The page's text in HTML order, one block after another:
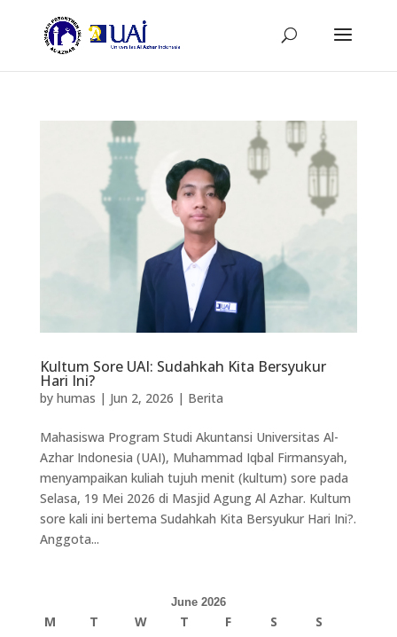
Kultum Sore UAI: Sudahkah Kita Bersyukur
Hari Ini?
by humas | Jun 2, 2026 | Berita
Mahasiswa Program Studi Akuntansi Universitas Al-
Azhar Indonesia (UAI), Muhammad Iqbal Firmansyah,
menyampaikan kuliah tujuh menit (kultum) sore pada
Selasa, 19 Mei 2026 di Masjid Agung Al Azhar. Kultum
sore kali ini bertema Sudahkah Kita Bersyukur Hari Ini?.
Anggota...
June 2026
M T W T F S
S